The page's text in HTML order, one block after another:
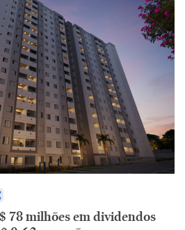
78 milhões em dividendos